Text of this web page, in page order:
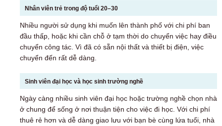
Nhân viên trẻ trong độ tuổi 20–30
Nhiều người sử dụng khi muốn lên thành phố với chi phí ban
đầu thấp, hoặc khi cần chỗ ở tạm thời do chuyển việc hay điều
chuyển công tác. Vì đã có sẵn nội thất và thiết bị điện, việc
chuyển đến rất dễ dàng.
Sinh viên đại học và học sinh trường nghề
Ngày càng nhiều sinh viên đại học hoặc trường nghề chọn nhà
ở chung để sống ở nơi thuận tiện cho việc đi học. Với chi phí
thuê rẻ hơn và dễ dàng giao lưu với bạn bè cùng lứa tuổi, nhà